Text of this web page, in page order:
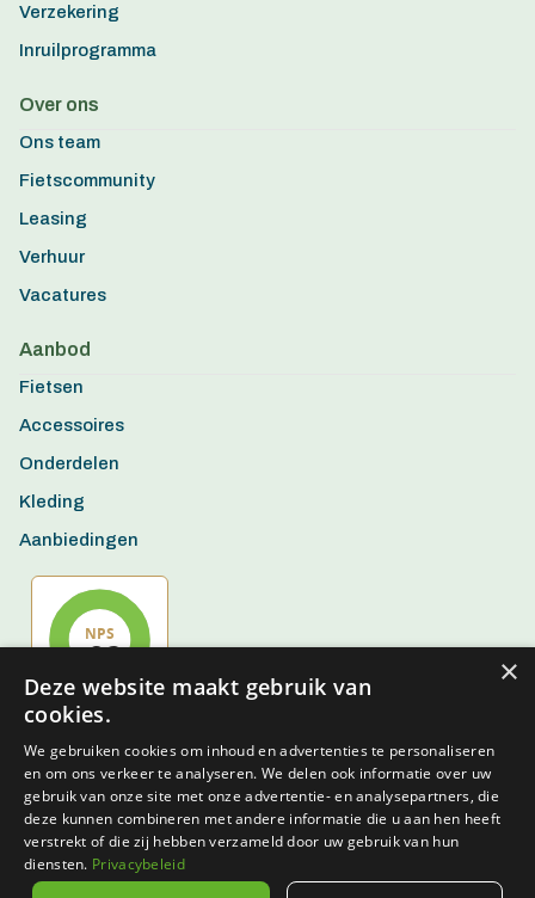
Verzekering
Inruilprogramma
Over ons
Ons team
Fietscommunity
Leasing
Verhuur
Vacatures
Aanbod
Fietsen
Accessoires
Onderdelen
Kleding
Aanbiedingen
Privacy policy Disclaimer
×
Deze website maakt gebruik van
cookies.
We gebruiken cookies om inhoud en advertenties te personaliseren
en om ons verkeer te analyseren. We delen ook informatie over uw
gebruik van onze site met onze advertentie- en analysepartners, die
deze kunnen combineren met andere informatie die u aan hen heeft
verstrekt of die zij hebben verzameld door uw gebruik van hun
diensten. Privacybeleid